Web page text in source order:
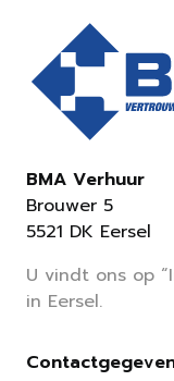
BMA Verhuur
Brouwer 5
5521 DK Eersel
U vindt ons op
in Eersel.